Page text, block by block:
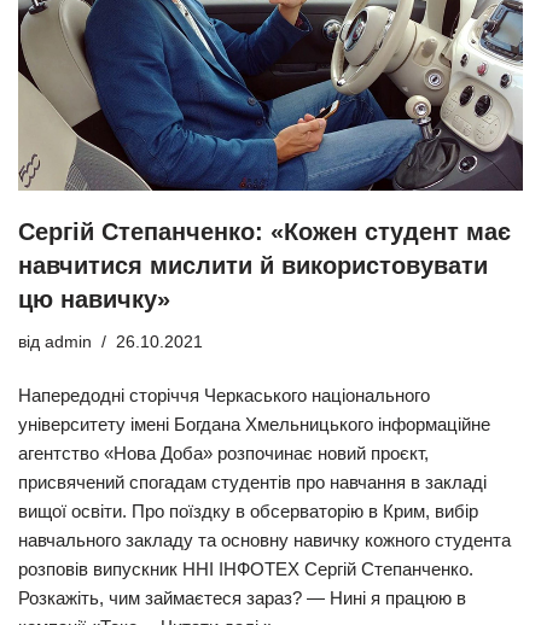
Сергій Степанченко: «Кожен студент має
навчитися мислити й використовувати
цю навичку»
від admin 26.10.2021
Напередодні сторіччя Черкаського національного
університету імені Богдана Хмельницького інформаційне
агентство «Нова Доба» розпочинає новий проєкт,
присвячений спогадам студентів про навчання в закладі
вищої освіти. Про поїздку в обсерваторію в Крим, вибір
навчального закладу та основну навичку кожного студента
розповів випускник ННІ ІНФОТЕХ Сергій Степанченко.
Розкажіть, чим займаєтеся зараз? — Нині я працюю в